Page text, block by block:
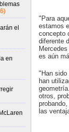
el
en
"Para
estamos
concepto
diferente
es aún
"Han sido
han
otros,
las